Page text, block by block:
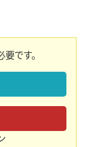
です。